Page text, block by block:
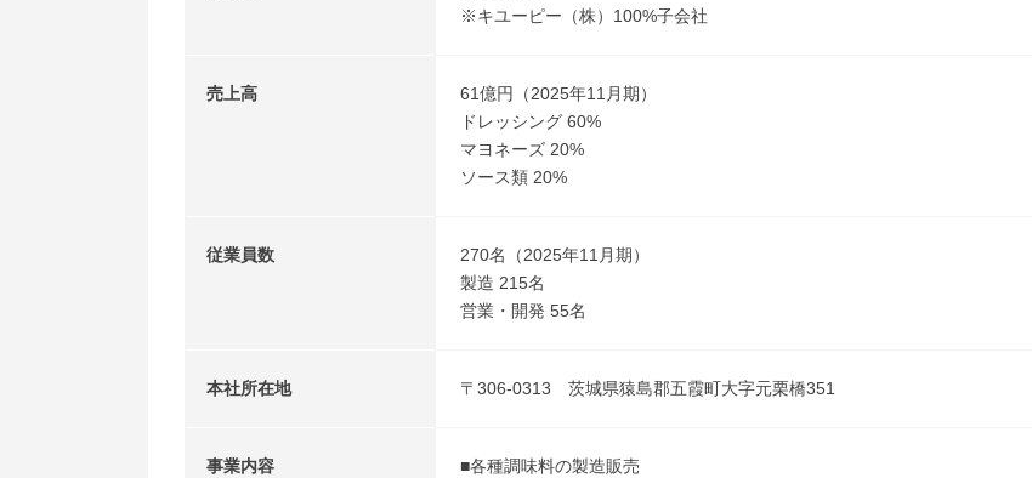
※キユーピー（株）100%子会社
売上高
61億円（2025年11月期）
ドレッシング 60%
マヨネーズ 20%
ソース類 20%
従業員数
270名（2025年11月期）
製造 215名
営業・開発 55名
本社所在地 〒306-0313 茨城県猿島郡五霞町大字元栗橋351
事業内容 ■各種調味料の製造販売